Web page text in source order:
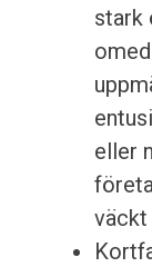
stark
eller